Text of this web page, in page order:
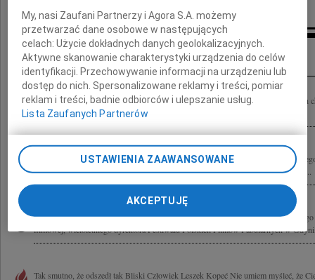
Inne kondolencje
Annie i Alicji Kopeć wyrazy głębokiego współczucia i słowa wsparcia w trudnych
Męża, Ojca i prawdziwego Człowieka renesansu Leszka składają Tomasz...
Z głębokim smutkiem przyjęliśmy wiadomość o śmierci Leszka Kopcia
Filmów Fabularnych w Gdyni, Gdyńskiej Szkoły Filmowej oraz Prezesa Zarządu...
Z ogromnym smutkiem przyjęliśmy wiadomość o śmierci Leszka Kopcia
filmowej, wieloletniego dyrektora Festiwalu Polskich Filmów Fabularnych w
Tak smutno, że odszedł tak Bliski Człowiek Leszek Kopeć Nie umiem myśleć, że
My, nasi Zaufani Partnerzy i Agora S.A. możemy
przetwarzać dane osobowe w następujących
celach:Użycie dokładnych danych geolokalizacyjnych.
Aktywne skanowanie charakterystyki urządzenia do celów
identyfikacji. Przechowywanie informacji na urządzeniu lub
dostęp do nich. Spersonalizowane reklamy i treści, pomiar
reklam i treści, badnie odbiorców i ulepszanie usług.
Lista Zaufanych Partnerów
USTAWIENIA ZAAWANSOWANE
AKCEPTUJĘ